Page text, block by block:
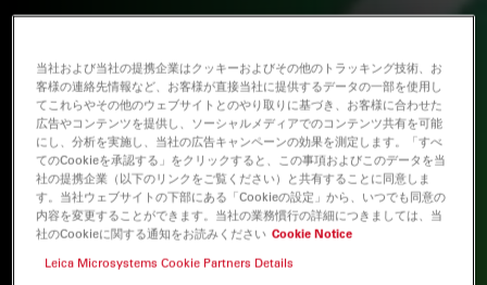
当社および当社の提携企業はクッキーおよびその他のトラッキング技術、お
客様の連絡先情報など、お客様が直接当社に提供するデータの一部を使用し
てこれらやその他のウェブサイトとのやり取りに基づき、お客様に合わせた
広告やコンテンツを提供し、ソーシャルメディアでのコンテンツ共有を可能
にし、分析を実施し、当社の広告キャンペーンの効果を測定します。「すべ
てのCookieを承認する」をクリックすると、この事項およびこのデータを当
社の提携企業（以下のリンクをご覧ください）と共有することに同意しま
す。当社ウェブサイトの下部にある「Cookieの設定」から、いつでも同意の
内容を変更することができます。当社の業務慣行の詳細につきましては、当
社のCookieに関する通知をお読みください Cookie Notice
Leica Microsystems Cookie Partners Details